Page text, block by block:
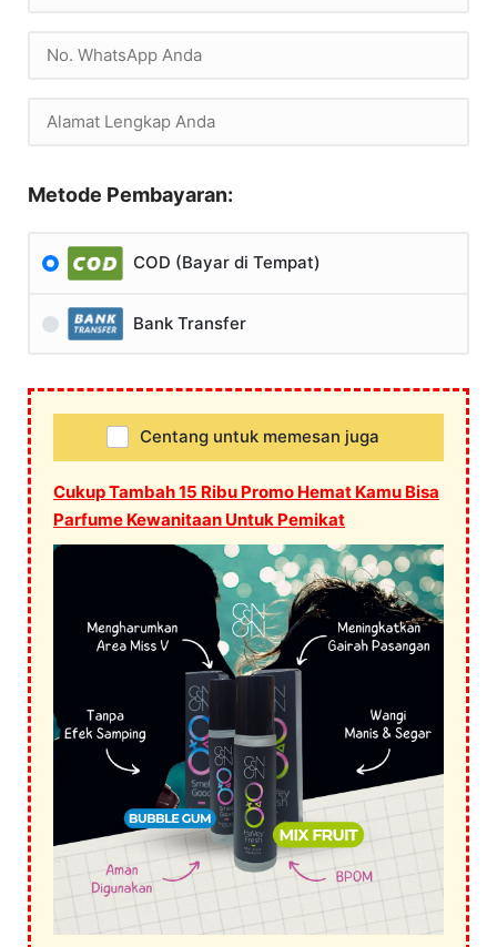
Metode Pembayaran:
COD (Bayar di Tempat)
Bank Transfer
Centang untuk memesan juga
Cukup Tambah 15 Ribu Promo Hemat Kamu Bisa
Parfume Kewanitaan Untuk Pemikat